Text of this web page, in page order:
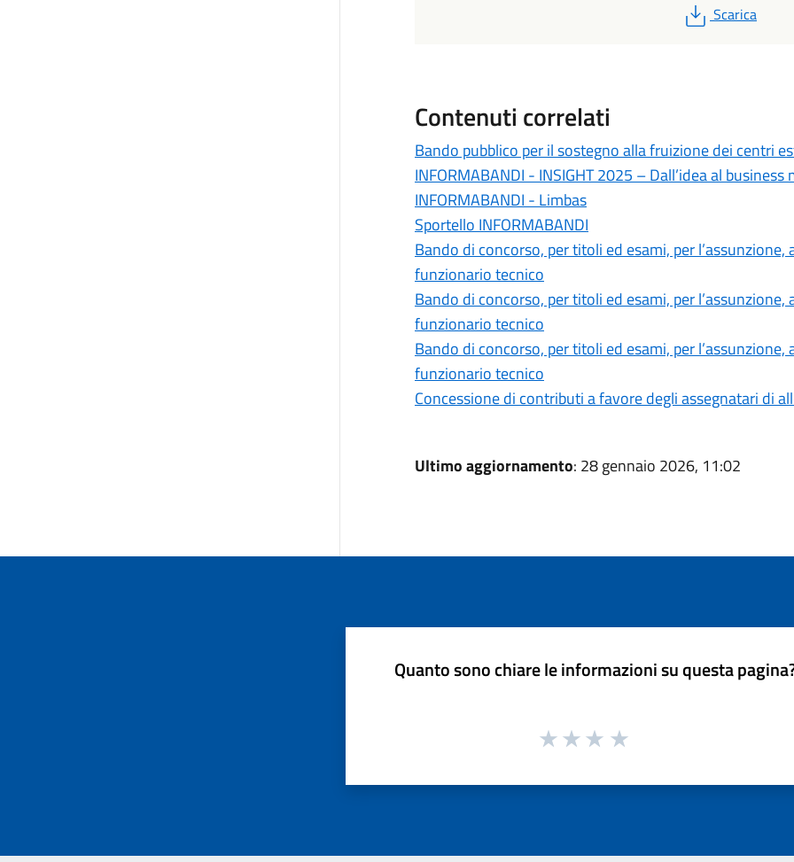
PDF
Scarica
Contenuti correlati
Bando pubblico per il sostegno alla fruizione dei centri
INFORMABANDI - INSIGHT 2025 – Dall’idea al business
INFORMABANDI - Limbas
Sportello INFORMABANDI
Bando di concorso, per titoli ed esami, per
funzionario tecnico
Bando di concorso, per titoli ed esami, per
funzionario tecnico
Bando di concorso, per titoli ed esami, per
funzionario tecnico
Concessione di contributi a favore degli assegnatari di
Ultimo aggiornamento: 28 gennaio 2026, 11:02
Quanto sono chiare le informazioni su questa